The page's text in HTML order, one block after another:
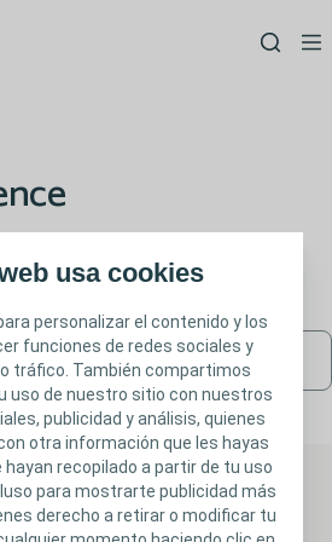
usa cookies
personalizar el contenido y los
funciones de redes sociales y
tráfico. También compartimos
uso de nuestro sitio con nuestros
publicidad y análisis, quienes
otra información que les hayas
hayan recopilado a partir de tu uso
para mostrarte publicidad más
derecho a retirar o modificar tu
moment, but we’re working on it!